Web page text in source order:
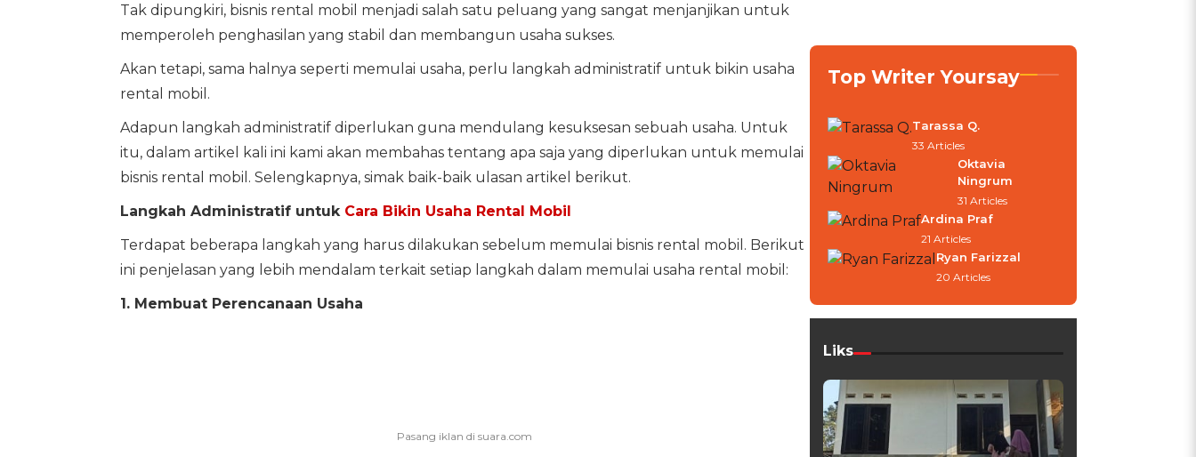
Tak dipungkiri, bisnis rental mobil menjadi salah satu peluang yang sangat menjanjikan untuk
memperoleh penghasilan yang stabil dan membangun usaha sukses.
Akan tetapi, sama halnya seperti memulai usaha, perlu langkah administratif untuk bikin usaha
rental mobil.
Adapun langkah administratif diperlukan guna mendulang kesuksesan sebuah usaha. Untuk
itu, dalam artikel kali ini kami akan membahas tentang apa saja yang diperlukan untuk memulai
bisnis rental mobil. Selengkapnya, simak baik-baik ulasan artikel berikut.
Langkah Administratif untuk Cara Bikin Usaha Rental Mobil
Terdapat beberapa langkah yang harus dilakukan sebelum memulai bisnis rental mobil. Berikut
ini penjelasan yang lebih mendalam terkait setiap langkah dalam memulai usaha rental mobil:
1. Membuat Perencanaan Usaha
Top Writer Yoursay
Tarassa Q.
33 Articles
Oktavia
Ningrum
31 Articles
Ardina Praf
21 Articles
Ryan Farizzal
20 Articles
Liks